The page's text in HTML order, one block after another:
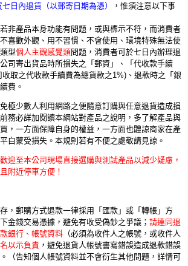
日內退貨（以郵寄日期為憑）
，惟須注意以下事
若非產品本身功能有問題，或與標示不符，而消費者
喜歡外觀、用不習慣、不會使用、環境特殊無法使
型個人主觀感覺類問題，消費者可於七日內辦理退
司寄出貨品時所損失之「郵資」、「代收款手續
取之代收款手續費為總貨款之1%)、退款時之「銀
費。
極少數人利用網路之便隨意訂購與任意退貨造成損
務必詳加閱讀本網站對產品之說明，多了解產品與
，一方面保障自身的權益，一方面也體諒商家在產
白蒙受損失。本規則若有不便之處敬請見諒。
迎至本公司現場直接選購與測試產品以減少疑慮，
附近停車方便！
， 郵購方式退款一律採用「匯款」或「轉帳」方
金錢交易憑據，避免有收受偽鈔之爭議； 請連同退
銀行、帳號資料 （必須為收件人之帳號，或收件人
以示負責 ，避免退貨人帳號書寫錯誤造成退款錯誤
（告知個人帳號資料並不會衍生其他問題，詳情可